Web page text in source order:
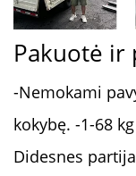
Pakuotė ir
-Nemokami
kokybę. -1-68
Didesnes